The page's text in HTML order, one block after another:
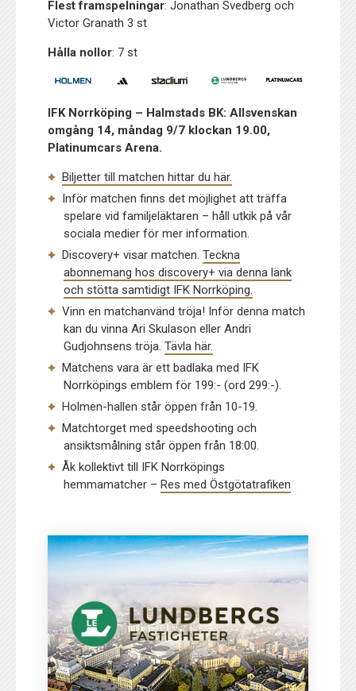
Flest framspelningar: Jonathan Svedberg och
Victor Granath 3 st
Hålla nollor: 7 st
IFK Norrköping – Halmstads BK: Allsvenskan
omgång 14, måndag 9/7 klockan 19.00,
Platinumcars Arena.
Biljetter till matchen hittar du här.
Inför matchen finns det möjlighet att träffa
spelare vid familjeläktaren – håll utkik på vår
sociala medier för mer information.
Discovery+ visar matchen.Teckna
abonnemang hos discovery+ via denna länk
och stötta samtidigt IFK Norrköping.
Vinn en matchanvänd tröja! Inför denna match
kan du vinna Ari Skulason eller Andri
Gudjohnsens tröja.Tävla här.
Matchens vara är ett badlaka med IFK
Norrköpings emblem för 199:- (ord 299:-).
Holmen-hallen står öppen från 10-19.
Matchtorget med speedshooting och
ansiktsmålning står öppen från 18:00.
Åk kollektivt till IFK Norrköpings
hemmamatcher –Res med Östgötatrafiken